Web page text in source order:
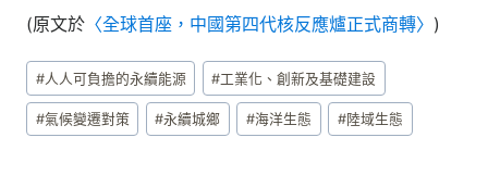
(原文於 〈全球首座，中國第四代核反應爐正式商轉〉 )
Post
Tags:
#人人可負擔的永續能源 #工業化、創新及基礎建設
#氣候變遷對策 #永續城鄉 #海洋生態 #陸域生態